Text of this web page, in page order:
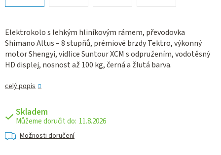
Elektrokolo s lehkým hliníkovým rámem, převodovka
Shimano Altus – 8 stupňů, prémiové brzdy Tektro, výkonný
motor Shengyi, vidlice Suntour XCM s odpružením, vodotěsný
HD displej, nosnost až 100 kg, černá a žlutá barva.
celý popis
Skladem
11.8.2026
Možnosti doručení